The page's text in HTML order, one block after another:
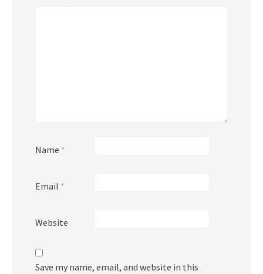
Name *
Email *
Website
Save my name, email, and website in this